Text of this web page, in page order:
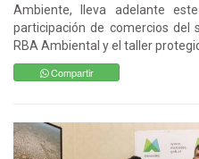
Ambiente, lleva adelante
participación de comercios del
RBA Ambiental y el taller
Compartir